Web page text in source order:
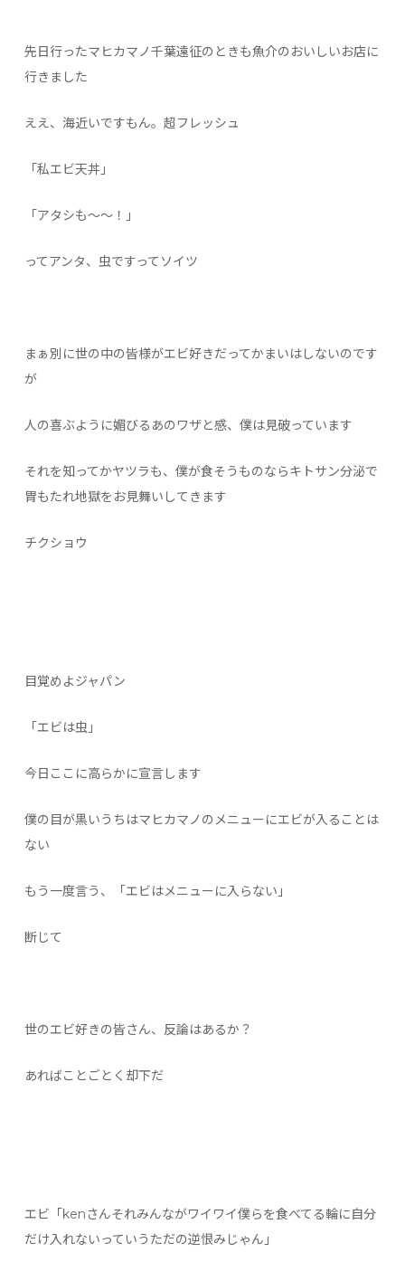
先日行ったマヒカマノ千葉遠征のときも魚介のおいしいお店に
行きました
ええ、海近いですもん。超フレッシュ
「私エビ天丼」
「アタシも～～！」
ってアンタ、虫ですってソイツ
まぁ別に世の中の皆様がエビ好きだってかまいはしないのです
が
人の喜ぶように媚びるあのワザと感、僕は見破っています
それを知ってかヤツラも、僕が食そうものならキトサン分泌で
胃もたれ地獄をお見舞いしてきます
チクショウ
目覚めよジャパン
「エビは虫」
今日ここに高らかに宣言します
僕の目が黒いうちはマヒカマノのメニューにエビが入ることは
ない
もう一度言う、「エビはメニューに入らない」
断じて
世のエビ好きの皆さん、反論はあるか？
あればことごとく却下だ
エビ「kenさんそれみんながワイワイ僕らを食べてる輪に自分
だけ入れないっていうただの逆恨みじゃん」